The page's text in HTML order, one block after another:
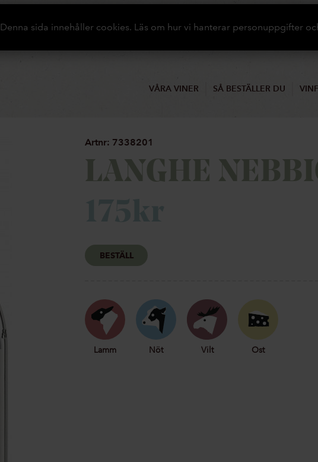
Denna sida innehåller cookies. Läs om hur vi hanterar personuppgifter
VÅRA VINER SÅ BESTÄLLER DU
Artnr: 7338201
LANGHE
BESTÄLL
Lamm Nöt Vilt Ost